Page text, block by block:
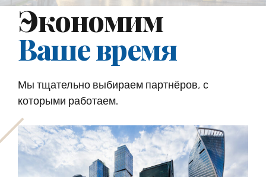
Экономим
Ваше время
Мы тщательно выбираем партнёров, с
которыми работаем.